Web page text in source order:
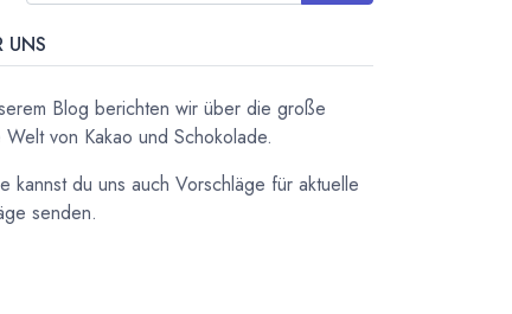
UNS
Blog berichten wir über die große
Welt von Kakao und Schokolade.
kannst du uns auch Vorschläge für aktuelle
senden.